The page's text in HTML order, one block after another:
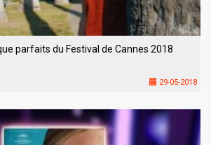
parfaits du Festival de Cannes 2018
29-05-2018